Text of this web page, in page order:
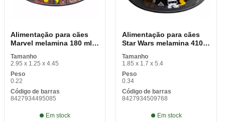
Alimentação para cães
Marvel melamina 180 ml
Tamanho
2.95 x 1.25 x 4.45
Peso
0.22
Código de barras
8427934495085
Em stock
Alimentação para cães
Star Wars melamina 410
Tamanho
1.85 x 1.7 x 5.4
Peso
0.34
Código de barras
8427934509768
Em stock